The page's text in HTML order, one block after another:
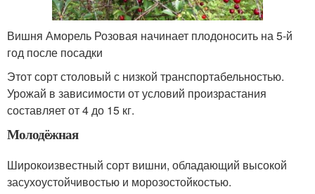
Вишня Аморель Розовая начинает плодоносить на 5-й
год после посадки
Этот сорт столовый с низкой транспортабельностью.
Урожай в зависимости от условий произрастания
составляет от 4 до 15 кг.
Молодёжная
Широкоизвестный сорт вишни, обладающий высокой
засухоустойчивостью и морозостойкостью.